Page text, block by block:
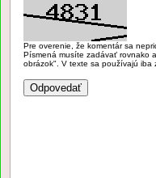
Pre overenie, že komentár sa
Písmená musíte zadávať rovnako
obrázok". V texte sa používajú iba